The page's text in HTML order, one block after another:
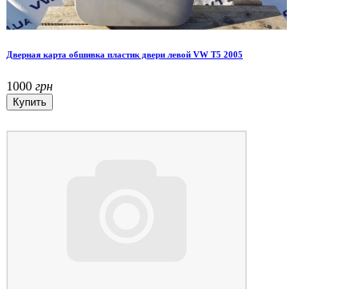
Дверная карта обшивка пластик двери левой VW T5 2005
1000 грн